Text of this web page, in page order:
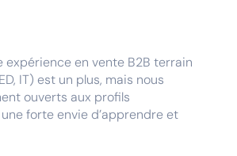
expérience en vente B2B terrain
IT) est un plus, mais nous
ouverts aux profils
forte envie d’apprendre et